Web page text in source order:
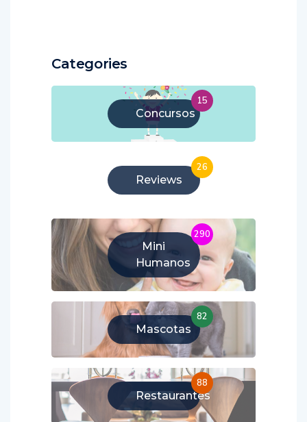
Categories
Concursos
15
Reviews
26
Mini
Humanos
290
Mascotas
82
Restaurantes
88